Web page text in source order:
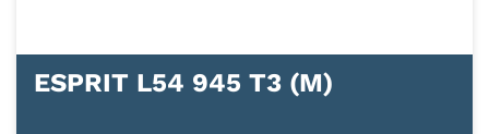
ESPRIT L54 945 T3 (M)